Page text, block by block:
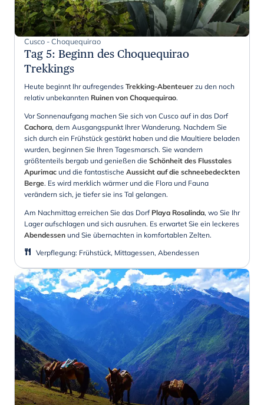
Cusco - Choquequirao
Tag 5: Beginn des Choquequirao
Trekkings
Heute beginnt Ihr aufregendes Trekking-Abenteuer zu den noch
relativ unbekannten Ruinen von Choquequirao.
Vor Sonnenaufgang machen Sie sich von Cusco auf in das Dorf
Cachora, dem Ausgangspunkt Ihrer Wanderung. Nachdem Sie
sich durch ein Frühstück gestärkt haben und die Maultiere beladen
wurden, beginnen Sie Ihren Tagesmarsch. Sie wandern
größtenteils bergab und genießen die Schönheit des Flusstales
Apurimac und die fantastische Aussicht auf die schneebedeckten
Berge. Es wird merklich wärmer und die Flora und Fauna
verändern sich, je tiefer sie ins Tal gelangen.
Am Nachmittag erreichen Sie das Dorf Playa Rosalinda, wo Sie Ihr
Lager aufschlagen und sich ausruhen. Es erwartet Sie ein leckeres
Abendessen und Sie übernachten in komfortablen Zelten.
Verpflegung: Frühstück, Mittagessen, Abendessen